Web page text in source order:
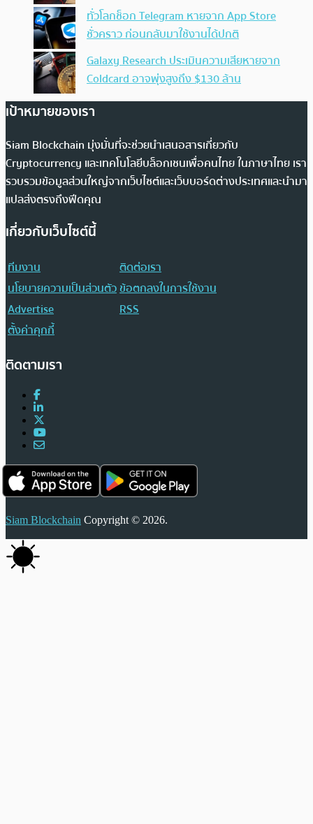
ทั่วโลกช็อก Telegram หายจาก App Store
ชั่วคราว ก่อนกลับมาใช้งานได้ปกติ
Galaxy Research ประเมินความเสียหายจาก
Coldcard อาจพุ่งสูงถึง $130 ล้าน
เป้าหมายของเรา
Siam Blockchain มุ่งมั่นที่จะช่วยนำเสนอสารเกี่ยวกับ
Cryptocurrency และเทคโนโลยีบล็อกเชนเพื่อคนไทย ในภาษาไทย เรา
รวบรวมข้อมูลส่วนใหญ่จากเว็บไซต์และเว็บบอร์ดต่างประเทศและนำมา
แปลส่งตรงถึงฟีดคุณ
เกี่ยวกับเว็บไซต์นี้
ทีมงาน
ติดต่อเรา
นโยบายความเป็นส่วนตัวข้อตกลงในการใช้งาน
Advertise
RSS
ตั้งค่าคุกกี้
ติดตามเรา
Siam Blockchain Copyright © 2026.